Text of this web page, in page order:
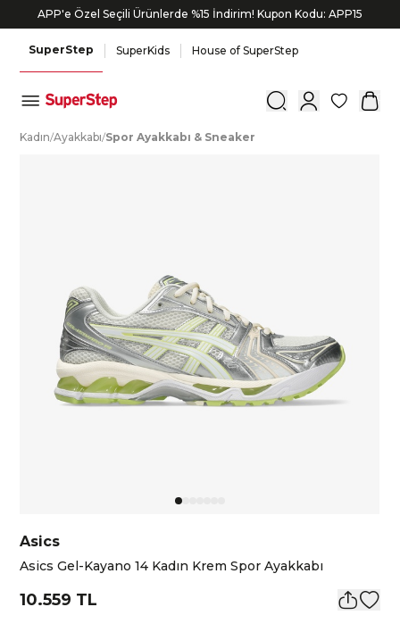
APP'e Özel Seçili Ürünlerde %15 İndirim! Kupon Kodu: APP15
SuperStep SuperKids House of SuperStep
0
Kadın/Ayakkabı/Spor Ayakkabı & Sneaker
Asics
Asics Gel-Kayano 14 Kadın Krem Spor Ayakkabı
10.559 TL